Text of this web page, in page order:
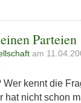
Parteien
am
kennt die
hat nicht schon